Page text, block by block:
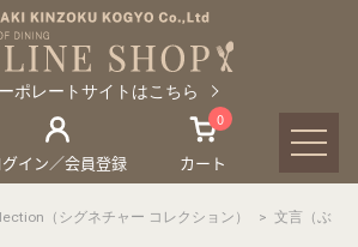
ポレートサイトはこちら
グイン／会員登録
0
カート
（シグネチャー コレクション） > 文言（ぶ